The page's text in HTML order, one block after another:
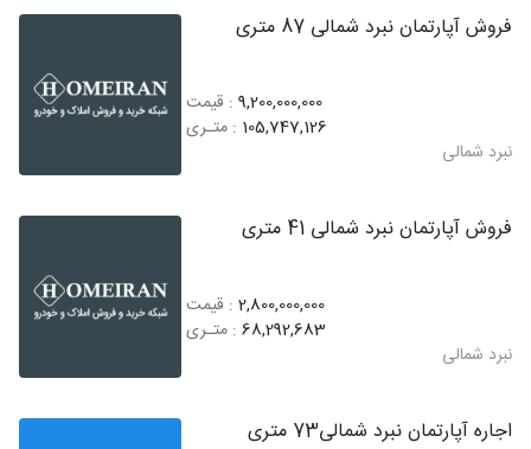
فروش آپارتمان نبرد شمالی 87 متری
9,200,000,000 : قیمت
105,747,126 : متـری
نبرد شمالی
فروش آپارتمان نبرد شمالی 41 متری
2,800,000,000 : قیمت
68,292,683 : متـری
نبرد شمالی
اجاره آپارتمان نبرد شمالی73 متری